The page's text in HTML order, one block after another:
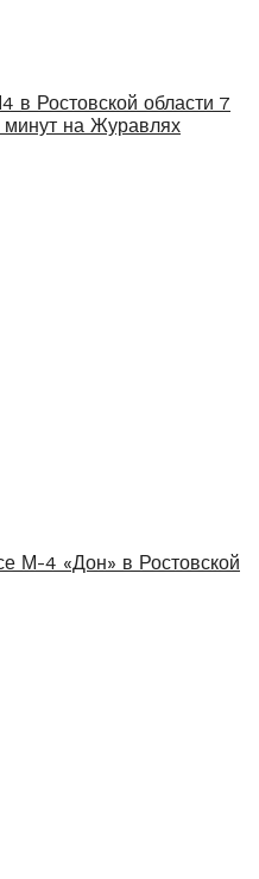
в Ростовской области 7
на Журавлях
М-4 «Дон» в Ростовской